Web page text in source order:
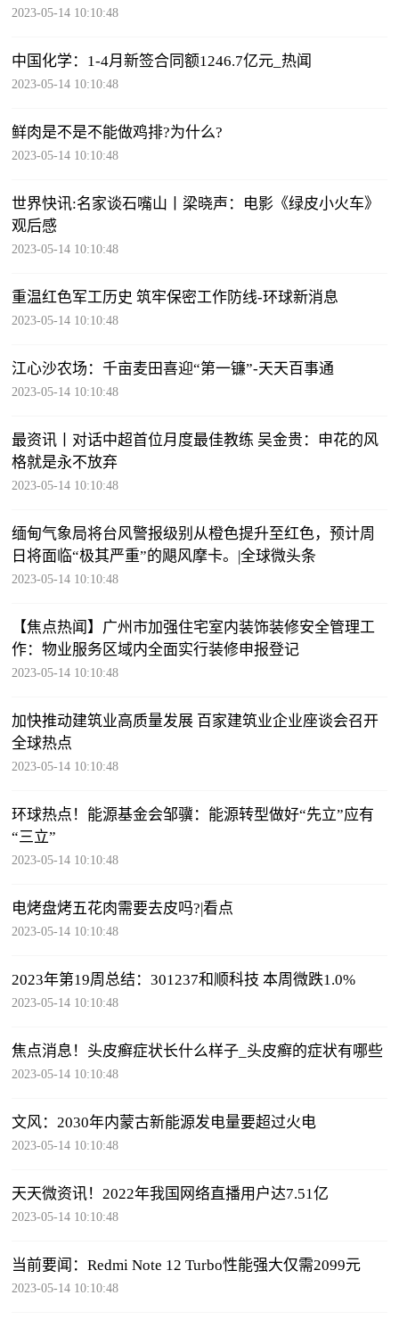
2023-05-14 10:10:48
中国化学：1-4月新签合同额1246.7亿元_热闻
2023-05-14 10:10:48
鲜肉是不是不能做鸡排?为什么?
2023-05-14 10:10:48
世界快讯:名家谈石嘴山丨梁晓声：电影《绿皮小火车》
观后感
2023-05-14 10:10:48
重温红色军工历史 筑牢保密工作防线-环球新消息
2023-05-14 10:10:48
江心沙农场：千亩麦田喜迎“第一镰”-天天百事通
2023-05-14 10:10:48
最资讯丨对话中超首位月度最佳教练 吴金贵：申花的风
格就是永不放弃
2023-05-14 10:10:48
缅甸气象局将台风警报级别从橙色提升至红色，预计周
日将面临“极其严重”的飓风摩卡。|全球微头条
2023-05-14 10:10:48
【焦点热闻】广州市加强住宅室内装饰装修安全管理工
作：物业服务区域内全面实行装修申报登记
2023-05-14 10:10:48
加快推动建筑业高质量发展 百家建筑业企业座谈会召开
全球热点
2023-05-14 10:10:48
环球热点！能源基金会邹骥：能源转型做好“先立”应有
“三立”
2023-05-14 10:10:48
电烤盘烤五花肉需要去皮吗?|看点
2023-05-14 10:10:48
2023年第19周总结：301237和顺科技 本周微跌1.0%
2023-05-14 10:10:48
焦点消息！头皮癣症状长什么样子_头皮癣的症状有哪些
2023-05-14 10:10:48
文风：2030年内蒙古新能源发电量要超过火电
2023-05-14 10:10:48
天天微资讯！2022年我国网络直播用户达7.51亿
2023-05-14 10:10:48
当前要闻：Redmi Note 12 Turbo性能强大仅需2099元
2023-05-14 10:10:48